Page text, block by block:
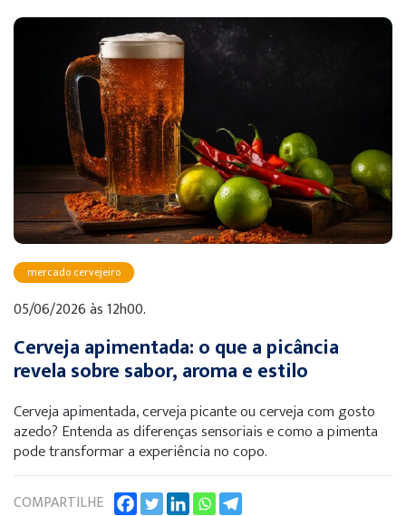
mercado cervejeiro
05/06/2026 às 12h00.
Cerveja apimentada: o que a picância
revela sobre sabor, aroma e estilo
Cerveja apimentada, cerveja picante ou cerveja com gosto
azedo? Entenda as diferenças sensoriais e como a pimenta
pode transformar a experiência no copo.
COMPARTILHE